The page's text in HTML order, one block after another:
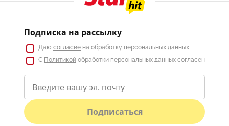
Подписка на рассылку
Даю согласие на обработку персональных данных
С Политикой обработки персональных данных согласен
Подписаться